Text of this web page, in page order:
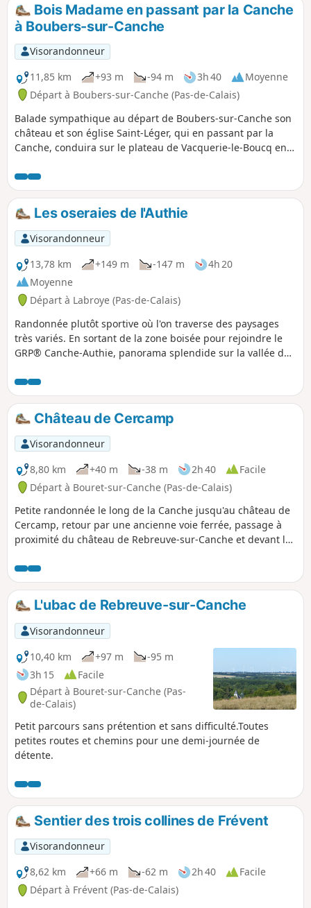
Bois Madame en passant par la Canche
à Boubers-sur-Canche
Visorandonneur
11,85 km
+93 m -94 m 3h 40
Moyenne
Départ à Boubers-sur-Canche (Pas-de-Calais)
Balade sympathique au départ de Boubers-sur-Canche son
château et son église Saint-Léger, qui en passant par la
Canche, conduira sur le plateau de Vacquerie-le-Boucq en
du Bois des Avents jusque Boubers-sur-Canche.
Les oseraies de l'Authie
Visorandonneur
13,78 km
+149 m -147 m
4h 20
Moyenne
Départ à Labroye (Pas-de-Calais)
Randonnée plutôt sportive où l'on traverse des paysages
très variés. En sortant de la zone boisée pour rejoindre le
GRP® Canche-Authie, panorama splendide sur la vallée de
Château de Cercamp
Visorandonneur
8,80 km
+40 m -38 m 2h 40
Facile
Départ à Bouret-sur-Canche (Pas-de-Calais)
Petite randonnée le long de la Canche jusqu'au château de
Cercamp, retour par une ancienne voie ferrée, passage à
proximité du château de Rebreuve-sur-Canche et devant la
L'ubac de Rebreuve-sur-Canche
Visorandonneur
10,40 km
+97 m
-95 m
3h 15
Facile
Départ à Bouret-sur-Canche (Pas-
de-Calais)
Petit parcours sans prétention et sans difficulté.Toutes
petites routes et chemins pour une demi-journée de
détente.
Sentier des trois collines de Frévent
Visorandonneur
8,62 km
+66 m -62 m 2h 40
Facile
Départ à Frévent (Pas-de-Calais)